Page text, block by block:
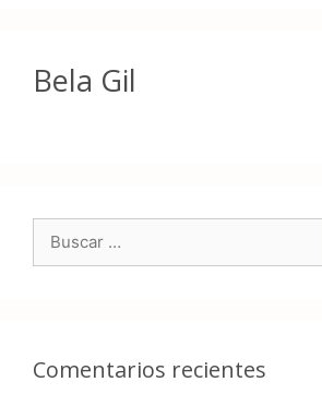
Bela Gil
Comentarios recientes